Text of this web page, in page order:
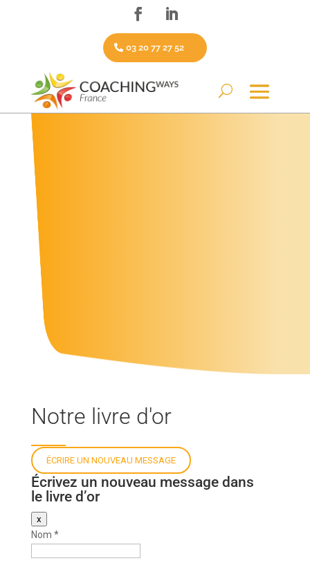
03 20 77 27 52
Notre livre d'or
Écrivez un nouveau message dans
le livre d’or
xMasquer
ce
formulaire.
Nom *